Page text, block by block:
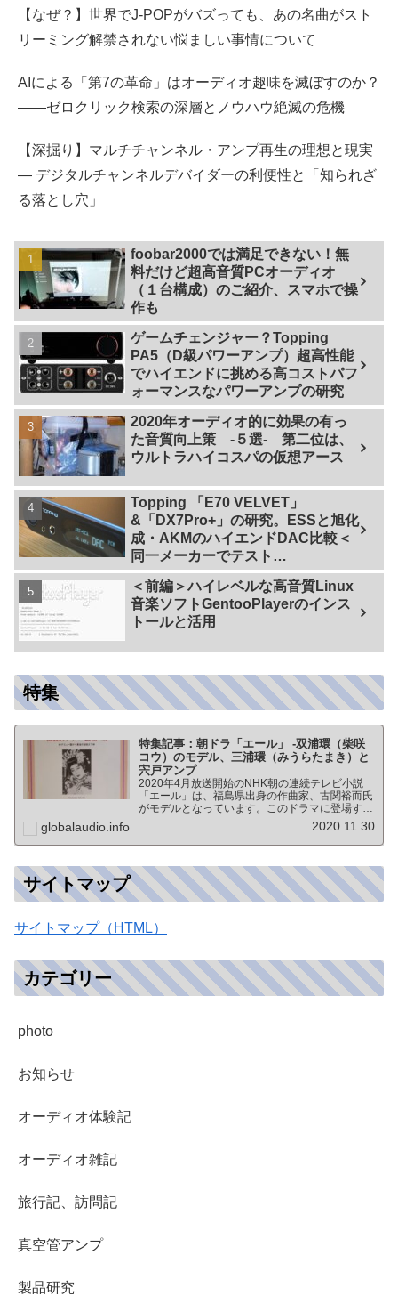
【なぜ？】世界でJ-POPがバズっても、あの名曲がスト
リーミング解禁されない悩ましい事情について
AIによる「第7の革命」はオーディオ趣味を滅ぼすのか？
――ゼロクリック検索の深層とノウハウ絶滅の危機
【深掘り】マルチチャンネル・アンプ再生の理想と現実
— デジタルチャンネルデバイダーの利便性と「知られざ
る落とし穴」
foobar2000では満足できない！無
料だけど超高音質PCオーディオ
（１台構成）のご紹介、スマホで操
作も
ゲームチェンジャー？Topping
PA5（D級パワーアンプ）超高性能
でハイエンドに挑める高コストパフ
ォーマンスなパワーアンプの研究
2020年オーディオ的に効果の有っ
た音質向上策 -５選- 第二位は、
ウルトラハイコスパの仮想アース
Topping 「E70 VELVET」
&「DX7Pro+」の研究。ESSと旭化
成・AKMのハイエンドDAC比較＜
同一メーカーでテスト
【ES9038PRO Vs AK4499EX】＞
＜前編＞ハイレベルな高音質Linux
音楽ソフトGentooPlayerのインス
トールと活用
特集
特集記事：朝ドラ「エール」 -双浦環（柴咲
コウ）のモデル、三浦環（みうらたまき）と
宍戸アンプ
2020年4月放送開始のNHK朝の連続テレビ小説
「エール」は、福島県出身の作曲家、古関裕而氏
がモデルとなっています。このドラマに登場する
戦前の声楽家、三浦環さんと、本サイトにも登場
する宍戸公一氏のアンプ（著書「送信管によるシ
ングルアンプ製作…
globalaudio.info 2020.11.30
サイトマップ
サイトマップ（HTML）
カテゴリー
photo
お知らせ
オーディオ体験記
オーディオ雑記
旅行記、訪問記
真空管アンプ
製品研究